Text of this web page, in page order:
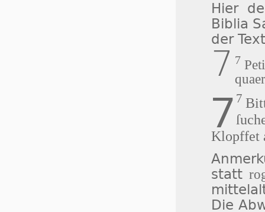
Hier
Biblia
der
7 7
7 7
Klopffet
statt
Die